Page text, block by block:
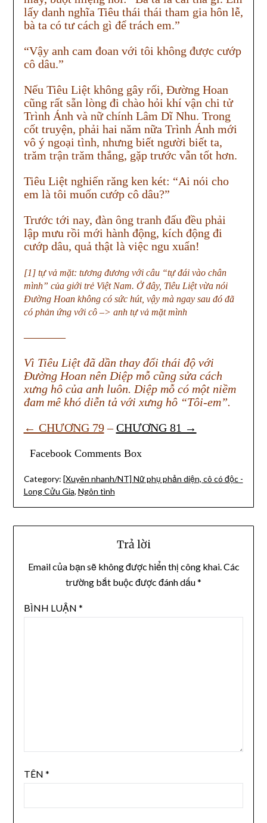
lấy danh nghĩa Tiêu thái thái tham gia hôn lễ,
bà ta có tư cách gì để trách em.”
“Vậy anh cam đoan với tôi không được cướp
cô dâu.”
Nếu Tiêu Liệt không gây rối, Đường Hoan
cũng rất sẵn lòng đi chào hỏi khí vận chi tử
Trình Ánh và nữ chính Lâm Dĩ Nhu. Trong
cốt truyện, phải hai năm nữa Trình Ánh mới
vô ý ngoại tình, nhưng biết người biết ta,
trăm trận trăm thắng, gặp trước vẫn tốt hơn.
Tiêu Liệt nghiến răng ken két: “Ai nói cho
em là tôi muốn cướp cô dâu?”
Trước tới nay, đàn ông tranh đấu đều phải
lập mưu rồi mới hành động, kích động đi
cướp dâu, quả thật là việc ngu xuẩn!
[1] tự vả mặt: tương đương với câu “tự đái vào chân
mình” của giới trẻ Việt Nam. Ở đây, Tiêu Liệt vừa nói
Đường Hoan không có sức hút, vậy mà ngay sau đó đã
có phản ứng với cô –> anh tự vả mặt mình
———–
Vì Tiêu Liệt đã dần thay đổi thái độ với
Đường Hoan nên Diệp mỗ cũng sửa cách
xưng hô của anh luôn. Diệp mỗ có một niềm
đam mê khó diễn tả với xưng hô “Tôi-em”.
← CHƯƠNG 79–CHƯƠNG 81 →
Facebook Comments Box
Category: [Xuyên nhanh/NT] Nữ phụ phản diện, cô có độc -
Long Cửu Gia, Ngôn tình
Trả lời
Email của bạn sẽ không được hiển thị công khai.Các
trường bắt buộc được đánh dấu*
BÌNH LUẬN *
TÊN *